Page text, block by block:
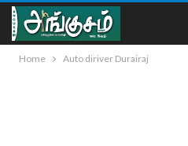
Home Auto diriver Durairaj